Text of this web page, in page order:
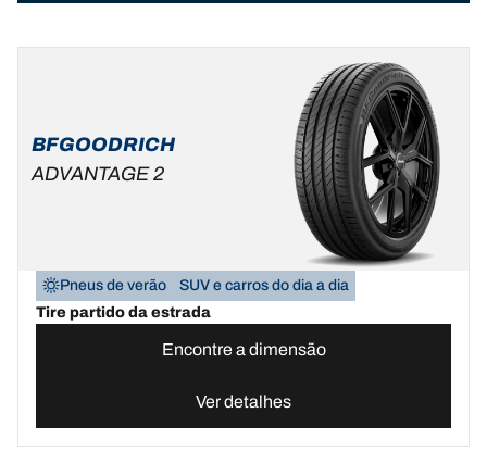
BFGOODRICH
ADVANTAGE 2
Pneus de verão
SUV e carros do dia a dia
Tire partido da estrada
Encontre a dimensão
Ver detalhes